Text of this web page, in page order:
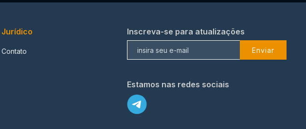
Jurídico
Contato
Inscreva-se para atualizações
Enviar
Estamos nas redes sociais